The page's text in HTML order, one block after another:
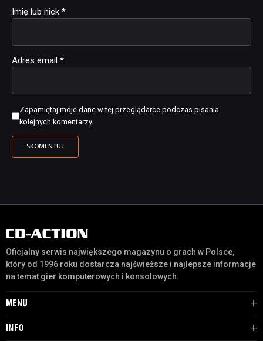
Imię lub nick *
Adres email *
Zapamiętaj moje dane w tej przeglądarce podczas pisania
kolejnych komentarzy.
Oficjalny serwis największego magazynu o grach w Polsce,
który od 1996 roku dostarcza najświeższe i najlepsze informacje
na temat gier komputerowych i konsolowych.
MENU
INFO